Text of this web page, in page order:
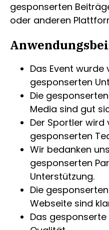
gesponserten
oder anderen
Das Event wurde
gesponserten
Die
Media sind gut
Der Sportler wird
gesponserten
Wir bedanken
gesponserten
Unterstützung.
Die
Webseite sind
Das